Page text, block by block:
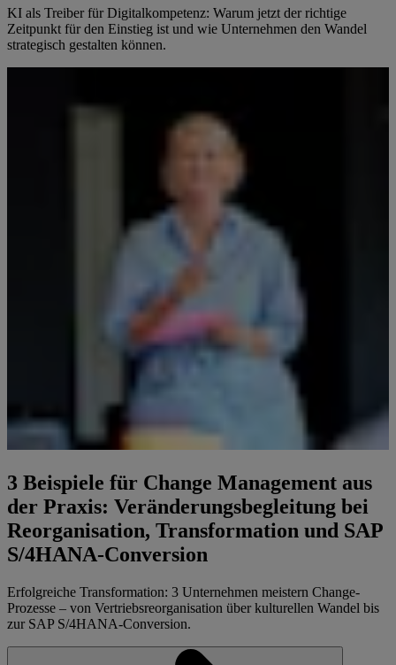
KI als Treiber für Digitalkompetenz: Warum jetzt der richtige
Zeitpunkt für den Einstieg ist und wie Unternehmen den Wandel
strategisch gestalten können.
3 Beispiele für Change Management aus
der Praxis: Veränderungsbegleitung bei
Reorganisation, Transformation und SAP
S/4HANA-Conversion
Erfolgreiche Transformation: 3 Unternehmen meistern Change-
Prozesse – von Vertriebsreorganisation über kulturellen Wandel bis
zur SAP S/4HANA-Conversion.